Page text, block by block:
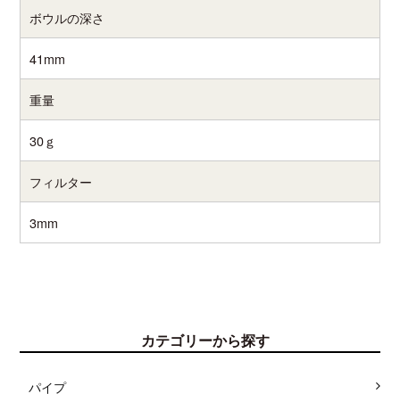
ボウルの深さ
41mm
重量
30ｇ
フィルター
3mm
カテゴリーから探す
パイプ